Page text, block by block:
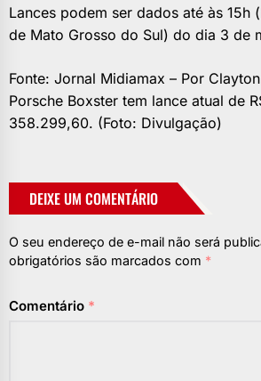
Lances podem ser dados até às 15h
de Mato Grosso do Sul) do dia 3 de
Fonte: Jornal Midiamax – Por
Porsche Boxster tem lance atual de
358.299,60. (Foto: Divulgação)
DEIXE UM COMENTÁRIO
O seu endereço de e-mail não será
obrigatórios são marcados com *
Comentário *